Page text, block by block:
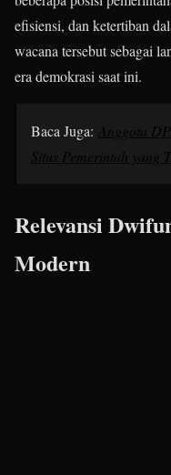
efisiensi, dan ketertiban
wacana tersebut sebagai
era demokrasi saat ini.
Baca Juga: Anggota
Situs Pemerintah yang
Relevansi
Modern